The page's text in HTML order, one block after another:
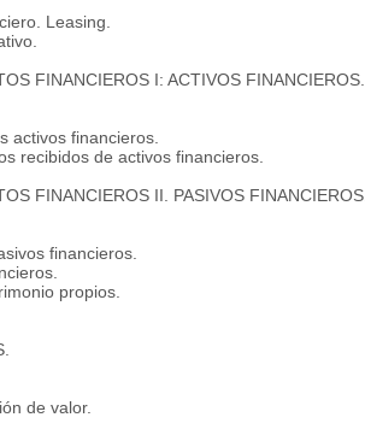
Leasing.
FINANCIEROS I: ACTIVOS FINANCIEROS.
activos financieros.
recibidos de activos financieros.
FINANCIEROS II. PASIVOS FINANCIEROS.
financieros.
propios.
de valor.